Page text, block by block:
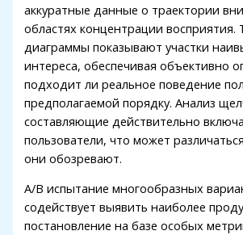
аккуратные данные о траектории
областях концентрации восприятия.
диаграммы показывают участки
интереса, обеспечивая объективно
подходит ли реальное поведение
предполагаемой порядку. Анализ
составляющие действительно
пользователи, что может
они обозревают.
A/B испытание многообразных
содействует выявить наиболее
постановление на базе особых